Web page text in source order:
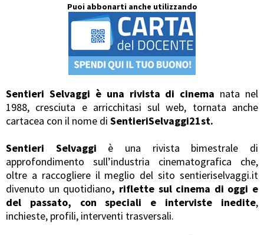
Puoi abbonarti anche utilizzando
Sentieri Selvaggi è una rivista di cinema nata nel
1988, cresciuta e arricchitasi sul web, tornata anche
cartacea con il nome di SentieriSelvaggi21st.
Sentieri Selvaggi è una rivista bimestrale di
approfondimento sull’industria cinematografica che,
oltre a raccogliere il meglio del sito sentieriselvaggi.it
divenuto un quotidiano, riflette sul cinema di oggi e
del passato, con speciali e interviste inedite,
inchieste, profili, interventi trasversali.